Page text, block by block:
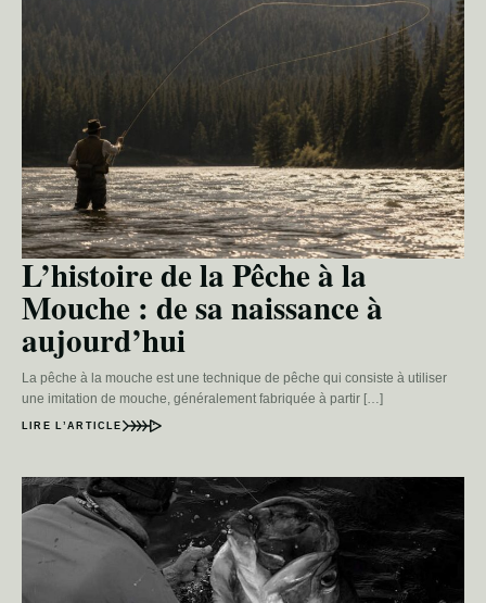
L’histoire de la Pêche à la
Mouche : de sa naissance à
aujourd’hui
La pêche à la mouche est une technique de pêche qui consiste à utiliser
une imitation de mouche, généralement fabriquée à partir […]
LIRE L’ARTICLE